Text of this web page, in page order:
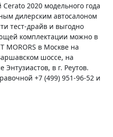
2020 модельного года
дилерским автосалоном
тест-драйв и выгодно
комплектации можно в
MORORS в Москве на
шоссе, на
в г. Реутов.
+7 (499) 951-96-52 и